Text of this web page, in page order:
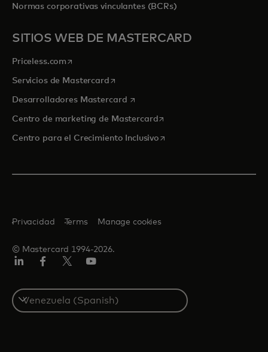
Normas corporativas vinculantes (BCRs)
SITIOS WEB DE MASTERCARD
Priceless.com se abre en una pestaña nueva
Servicios de Mastercardse abre en una pestaña nueva
Desarrolladores Mastercard se abre en una pestaña nueva
Centro de marketing de Mastercardse abre en una pestaña
Centro para el Crecimiento Inclusivose abre en una pestaña
© Mastercard 1994-2026.
Privacidad Terms Manage cookies
Select
a
country